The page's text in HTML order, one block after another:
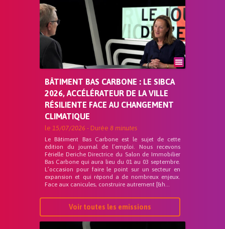
BÂTIMENT BAS CARBONE : LE SIBCA
2026, ACCÉLÉRATEUR DE LA VILLE
RÉSILIENTE FACE AU CHANGEMENT
CLIMATIQUE
le 15/07/2026 - Durée 8 minutes
Le Bâtiment Bas Carbone est le sujet de cette
édition du journal de l’emploi. Nous recevons
Férielle Deriche Directrice du Salon de Immobilier
Bas Carbone qui aura lieu du 01 au 03 septembre.
L’occasion pour faire le point sur un secteur en
expansion et qui répond a de nombreux enjeux.
Face aux canicules, construire autrement [&h...
Voir toutes les emissions